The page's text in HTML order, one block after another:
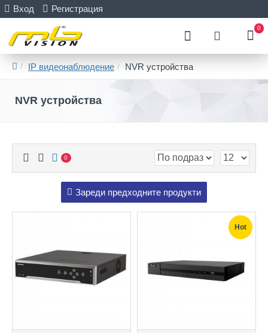
Вход Регистрация
0
IP видеонаблюдение NVR устройства
NVR устройства
0
Зареди предходните продукти
Hot